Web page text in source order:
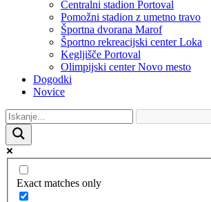
Centralni stadion Portoval
Pomožni stadion z umetno travo
Športna dvorana Marof
Športno rekreacijski center Loka
Kegljišče Portoval
Olimpijski center Novo mesto
Dogodki
Novice
Exact matches only